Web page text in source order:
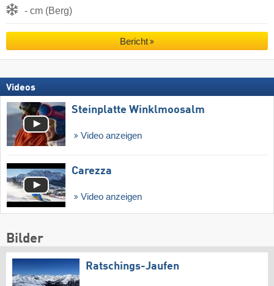
- cm (Berg)
Bericht
Videos
Steinplatte Winklmoosalm
Video anzeigen
Carezza
Video anzeigen
Bilder
Ratschings-Jaufen